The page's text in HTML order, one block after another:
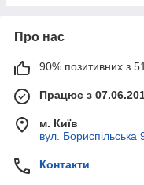
Про нас
90% позитивних з 51
Працює з
м. Київ
вул.
Контакти